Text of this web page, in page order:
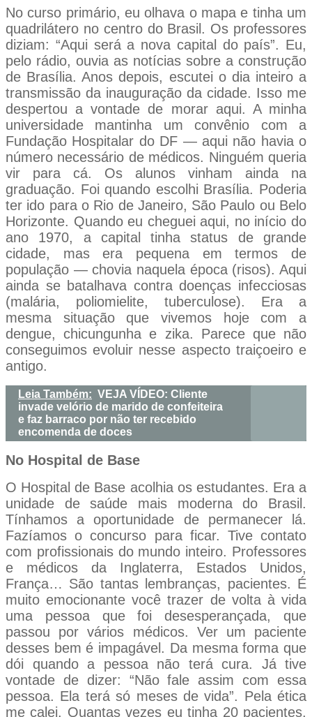
No curso primário, eu olhava o mapa e tinha um
quadrilátero no centro do Brasil. Os professores
diziam: “Aqui será a nova capital do país”. Eu,
pelo rádio, ouvia as notícias sobre a construção
de Brasília. Anos depois, escutei o dia inteiro a
transmissão da inauguração da cidade. Isso me
despertou a vontade de morar aqui. A minha
universidade mantinha um convênio com a
Fundação Hospitalar do DF — aqui não havia o
número necessário de médicos. Ninguém queria
vir para cá. Os alunos vinham ainda na
graduação. Foi quando escolhi Brasília. Poderia
ter ido para o Rio de Janeiro, São Paulo ou Belo
Horizonte. Quando eu cheguei aqui, no início do
ano 1970, a capital tinha status de grande
cidade, mas era pequena em termos de
população — chovia naquela época (risos). Aqui
ainda se batalhava contra doenças infecciosas
(malária, poliomielite, tuberculose). Era a
mesma situação que vivemos hoje com a
dengue, chicungunha e zika. Parece que não
conseguimos evoluir nesse aspecto traiçoeiro e
antigo.
Leia Também: VEJA VÍDEO: Cliente
invade velório de marido de confeiteira
e faz barraco por não ter recebido
encomenda de doces
No Hospital de Base
O Hospital de Base acolhia os estudantes. Era a
unidade de saúde mais moderna do Brasil.
Tínhamos a oportunidade de permanecer lá.
Fazíamos o concurso para ficar. Tive contato
com profissionais do mundo inteiro. Professores
e médicos da Inglaterra, Estados Unidos,
França… São tantas lembranças, pacientes. É
muito emocionante você trazer de volta à vida
uma pessoa que foi desesperançada, que
passou por vários médicos. Ver um paciente
desses bem é impagável. Da mesma forma que
dói quando a pessoa não terá cura. Já tive
vontade de dizer: “Não fale assim com essa
pessoa. Ela terá só meses de vida”. Pela ética
me calei. Quantas vezes eu tinha 20 pacientes,